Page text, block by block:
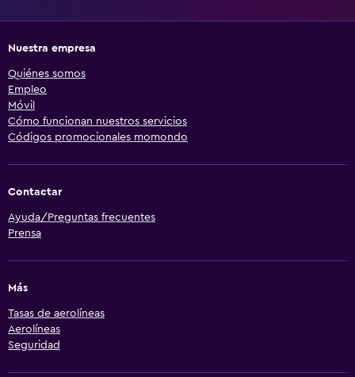
Nuestra empresa
Quiénes somos
Empleo
Móvil
Cómo funcionan nuestros servicios
Códigos promocionales momondo
Contactar
Ayuda/Preguntas frecuentes
Prensa
Más
Tasas de aerolíneas
Aerolíneas
Seguridad